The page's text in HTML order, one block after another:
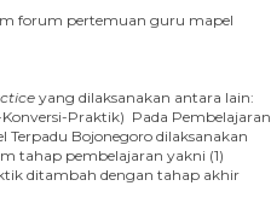
forum pertemuan guru mapel
yang dilaksanakan antara lain:
Praktik) Pada Pembelajaran
Terpadu Bojonegoro dilaksanakan
tahap pembelajaran yakni (1)
ditambah dengan tahap akhir